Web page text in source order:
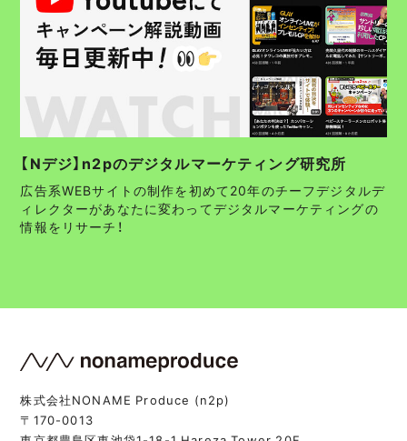
【Nデジ】n2pのデジタルマーケティング研究所
広告系WEBサイトの制作を初めて20年のチーフデジタルデ
ィレクターがあなたに変わってデジタルマーケティングの
情報をリサーチ！
株式会社NONAME Produce (n2p)
〒170-0013